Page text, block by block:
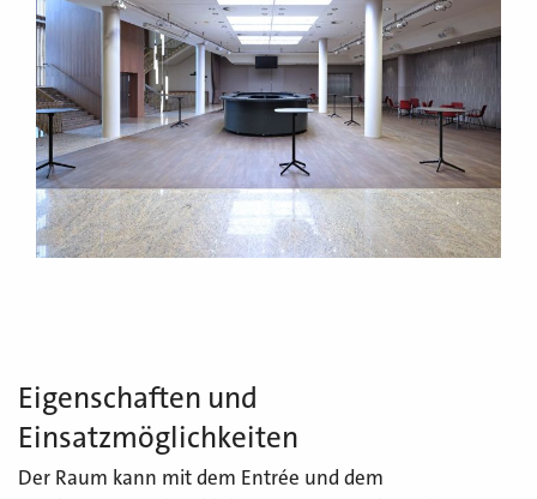
Eigenschaften und
Einsatzmöglichkeiten
Der Raum kann mit dem Entrée und dem